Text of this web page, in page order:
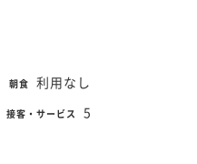
朝食 利用なし
接客・サービス 5